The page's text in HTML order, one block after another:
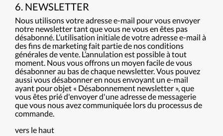
6. NEWSLETTER
Nous utilisons votre adresse e-mail pour vous envoyer
notre newsletter tant que vous ne vous en êtes pas
désabonné. L’utilisation initiale de votre adresse e-mail à
des fins de marketing fait partie de nos conditions
générales de vente. L’annulation est possible à tout
moment. Nous vous offrons un moyen facile de vous
désabonner au bas de chaque newsletter. Vous pouvez
aussi vous désabonner en nous envoyant un e-mail
ayant pour objet « Désabonnement newsletter », que
vous êtes prié d'envoyer d'une adresse de messagerie
que vous nous avez communiquée lors du processus de
commande.
vers le haut